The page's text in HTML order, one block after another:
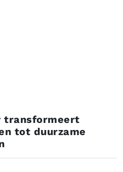
transformeert
tot duurzame